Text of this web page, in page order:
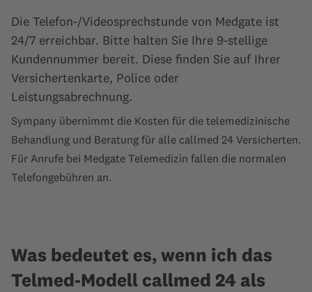
Die Telefon-/Videosprechstunde von Medgate ist
24/7 erreichbar. Bitte halten Sie Ihre 9-stellige
Kundennummer bereit. Diese finden Sie auf Ihrer
Versichertenkarte, Police oder
Leistungsabrechnung.
Sympany übernimmt die Kosten für die telemedizinische
Behandlung und Beratung für alle callmed 24 Versicherten.
Für Anrufe bei Medgate Telemedizin fallen die normalen
Telefongebühren an.
Was bedeutet es, wenn ich das
Telmed-Modell callmed 24 als